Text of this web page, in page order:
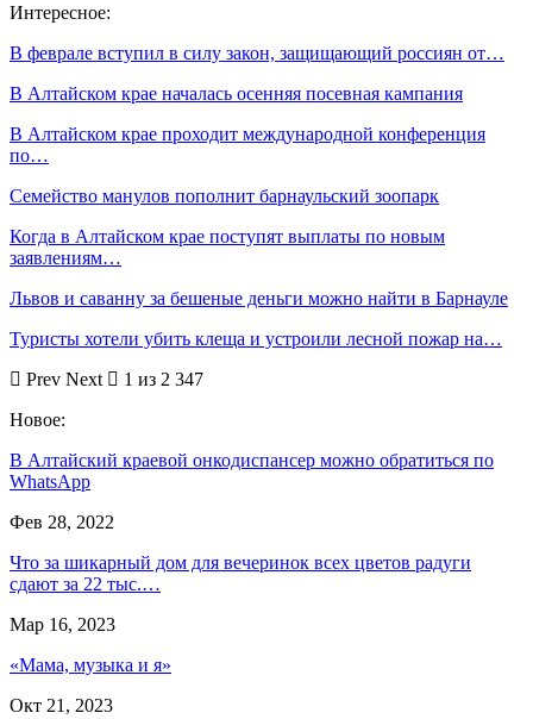
Интересное:
В феврале вступил в силу закон, защищающий россиян от…
В Алтайском крае началась осенняя посевная кампания
В Алтайском крае проходит международной конференция
по…
Семейство манулов пополнит барнаульский зоопарк
Когда в Алтайском крае поступят выплаты по новым
заявлениям…
Львов и саванну за бешеные деньги можно найти в Барнауле
Туристы хотели убить клеща и устроили лесной пожар на…
Prev Next
1 из 2 347
Новое:
В Алтайский краевой онкодиспансер можно обратиться по
WhatsApp
Фев 28, 2022
Что за шикарный дом для вечеринок всех цветов радуги
сдают за 22 тыс.…
Мар 16, 2023
«Мама, музыка и я»
Окт 21, 2023